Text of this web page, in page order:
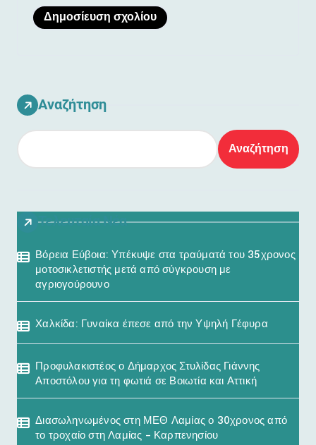
Αναζήτηση
Αναζήτηση
Τελευταία Νέα
Βόρεια Εύβοια: Υπέκυψε στα τραύματά του 35χρονος
μοτοσικλετιστής μετά από σύγκρουση με
αγριογούρουνο
Χαλκίδα: Γυναίκα έπεσε από την Υψηλή Γέφυρα
Προφυλακιστέος ο Δήμαρχος Στυλίδας Γιάννης
Αποστόλου για τη φωτιά σε Βοιωτία και Αττική
Διασωληνωμένος στη ΜΕΘ Λαμίας ο 30χρονος από
το τροχαίο στη Λαμίας – Καρπενησίου